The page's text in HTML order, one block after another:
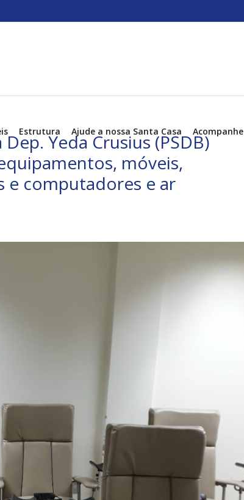
Estrutura Ajude a nossa Santa Casa Acompanhe
Yeda Crusius (PSDB)
móveis,
e computadores e ar